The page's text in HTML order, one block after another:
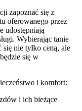
zapoznać się z
oferowanego przez
udostępniają
Wybierając tanie
nie tylko ceną, ale
się w
i komfort:
i ich bieżące